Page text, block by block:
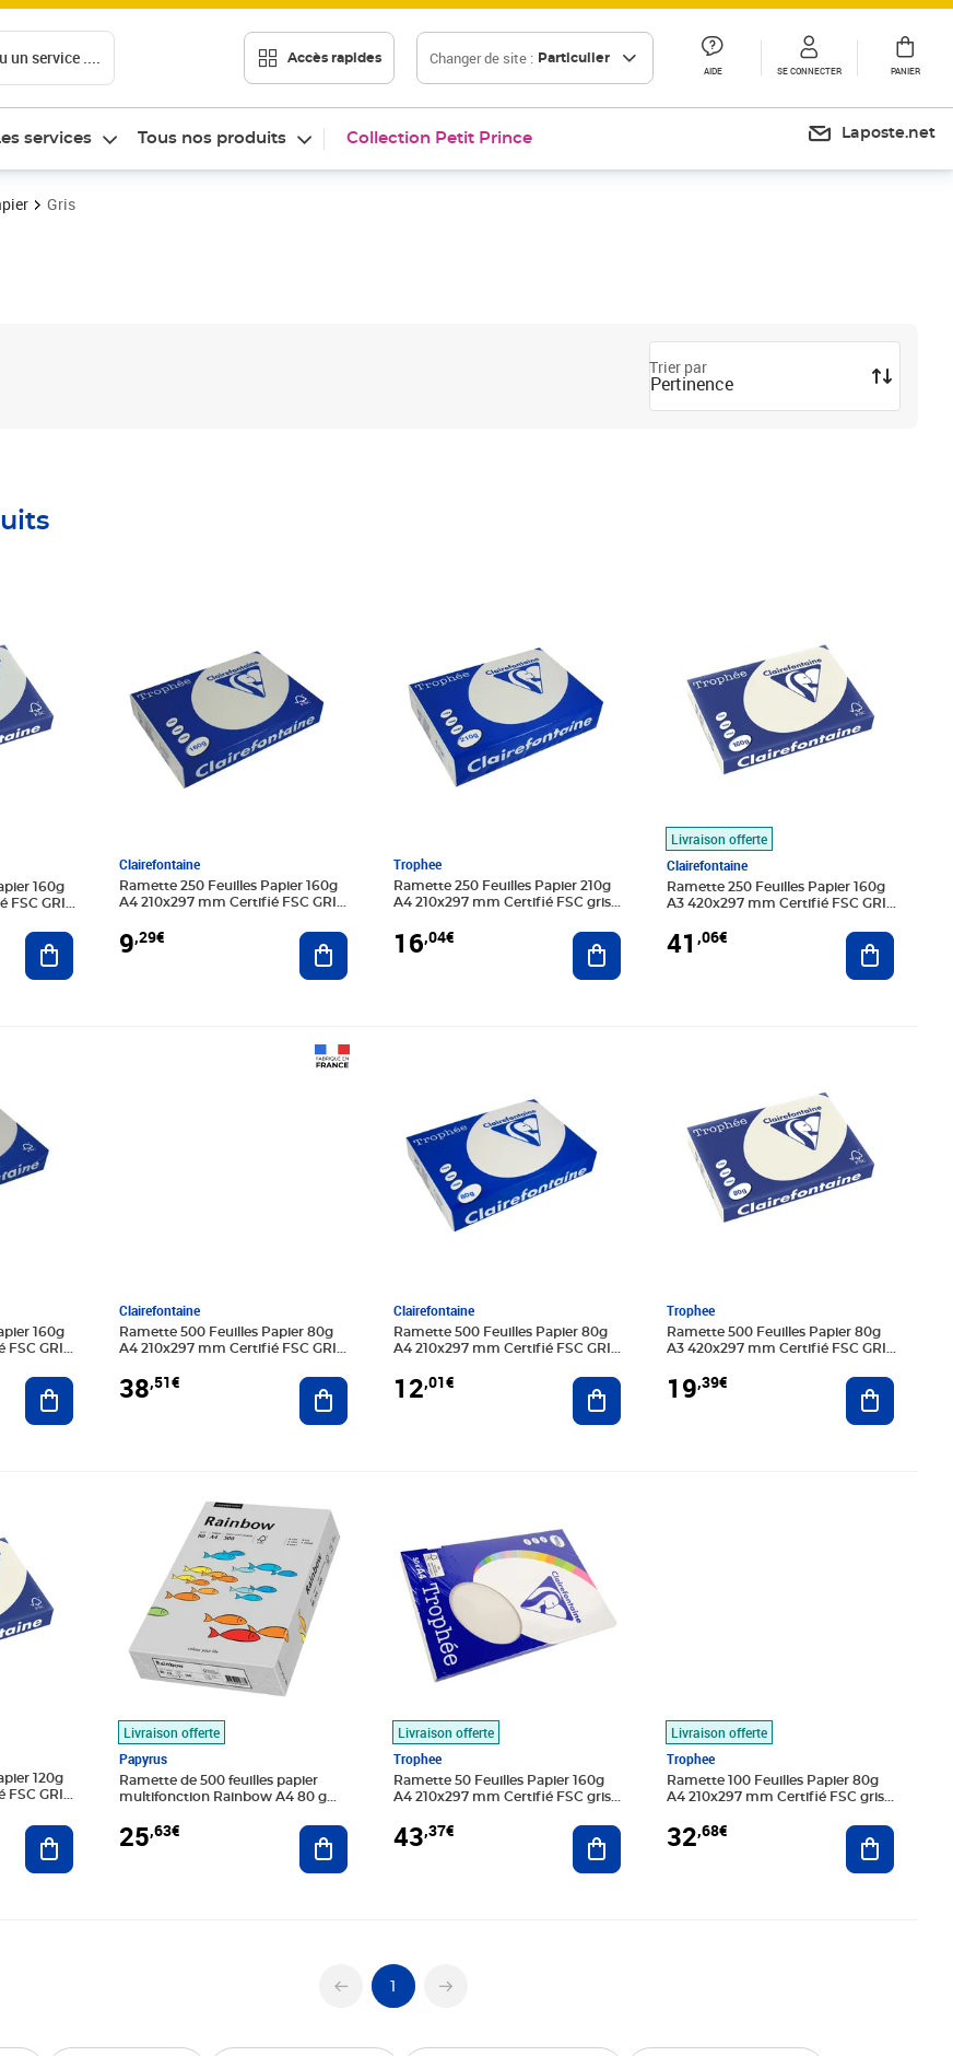
un service .... Accès rapides Changer de site : Particulier
AIDE SE CONNECTER PANIER
services Tous nos produits Collection Petit Prince Laposte.net
Gris
Trier par
Pertinence
160g
GRIS
Ajouter au panier
Clairefontaine
Ramette 250 Feuilles Papier 160g
A4 210x297 mm Certifié FSC GRIS
9,29€ Ajouter au panier
Trophee
Ramette 250 Feuilles Papier 210g
A4 210x297 mm Certifié FSC gris
16,04€ Ajouter au panier
Livraison offerte
Clairefontaine
Ramette 250 Feuilles Papier 160g
A3 420x297 mm Certifié FSC GRIS
41 ,06€ Ajouter
160g
GRIS
Ajouter au panier
Clairefontaine
Ramette 500 Feuilles Papier 80g
A4 210x297 mm Certifié FSC GRIS
38,51€ Ajouter au panier
Clairefontaine
Ramette 500 Feuilles Papier 80g
A4 210x297 mm Certifié FSC GRIS
12,01€ Ajouter au panier
Trophee
Ramette 500 Feuilles Papier 80g
A3 420x297 mm Certifié FSC GRIS
19,39€ Ajouter
120g
GRIS
Ajouter au panier
Livraison offerte
Papyrus
Ramette de 500 feuilles papier
multifonction Rainbow A4 80 g
25,63€
Prix 25,63€
Ajouter au panier
Livraison offerte
Trophee
Ramette 50 Feuilles Papier 160g
A4 210x297 mm Certifié FSC gris
43,37€ Ajouter au panier
Livraison offerte
Trophee
Ramette 100 Feuilles Papier 80g
A4 210x297 mm Certifié FSC gris
32,68€ Ajouter
1